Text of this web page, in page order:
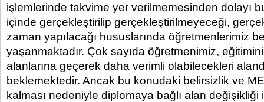
işlemlerinde takvime yer verilmemesinden dolayı
içinde gerçekleştirilip gerçekleştirilmeyeceği,
zaman yapılacağı hususlarında öğretmenlerimiz
yaşanmaktadır. Çok sayıda öğretmenimiz, eğitimini
alanlarına geçerek daha verimli olabilecekleri
beklemektedir. Ancak bu konudaki belirsizlik ve
kalması nedeniyle diplomaya bağlı alan